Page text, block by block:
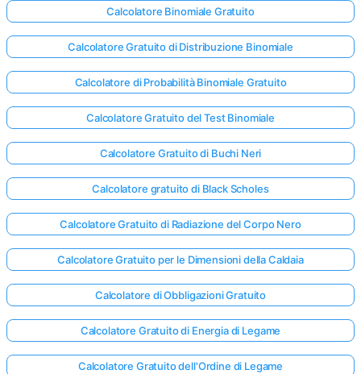
Calcolatore Binomiale Gratuito
Calcolatore Gratuito di Distribuzione Binomiale
Calcolatore di Probabilità Binomiale Gratuito
Calcolatore Gratuito del Test Binomiale
Calcolatore Gratuito di Buchi Neri
Calcolatore gratuito di Black Scholes
Calcolatore Gratuito di Radiazione del Corpo Nero
Calcolatore Gratuito per le Dimensioni della Caldaia
Calcolatore di Obbligazioni Gratuito
Calcolatore Gratuito di Energia di Legame
Calcolatore Gratuito dell'Ordine di Legame